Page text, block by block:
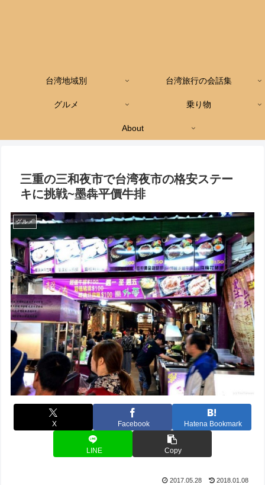
台湾地域別 台湾旅行の会話集
グルメ 乗り物
About
三重の三和夜市で台湾夜市の格安ステー
キに挑戦~墨犇平價牛排
グルメ
X Facebook Hatena Bookmark
LINE Copy
2017.05.28 2018.01.08